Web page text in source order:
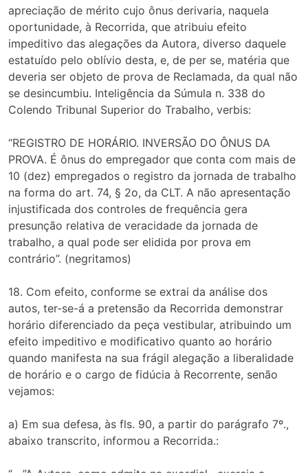
apreciação de mérito cujo ônus derivaria, naquela
oportunidade, à Recorrida, que atribuiu efeito
impeditivo das alegações da Autora, diverso daquele
estatuído pelo oblívio desta, e, de per se, matéria que
deveria ser objeto de prova de Reclamada, da qual não
se desincumbiu. Inteligência da Súmula n. 338 do
Colendo Tribunal Superior do Trabalho, verbis:
“REGISTRO DE HORÁRIO. INVERSÃO DO ÔNUS DA
PROVA. É ônus do empregador que conta com mais de
10 (dez) empregados o registro da jornada de trabalho
na forma do art. 74, § 2o, da CLT. A não apresentação
injustificada dos controles de frequência gera
presunção relativa de veracidade da jornada de
trabalho, a qual pode ser elidida por prova em
contrário”. (negritamos)
18. Com efeito, conforme se extrai da análise dos
autos, ter-se-á a pretensão da Recorrida demonstrar
horário diferenciado da peça vestibular, atribuindo um
efeito impeditivo e modificativo quanto ao horário
quando manifesta na sua frágil alegação a liberalidade
de horário e o cargo de fidúcia à Recorrente, senão
vejamos:
a) Em sua defesa, às fls. 90, a partir do parágrafo 7º.,
abaixo transcrito, informou a Recorrida.: